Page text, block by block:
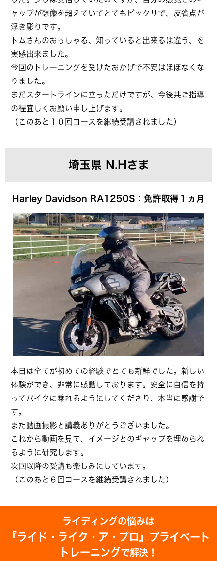
ャップが想像を超えていてとてもビックリで、反省点が
浮き彫りです。
トムさんのおっしゃる、知っていると出来るは違う、を
実感出来ました。
今回のトレーニングを受けたおかげで不安はほぼなくな
りました。
まだスタートラインに立っただけですが、今後共ご指導
の程宜しくお願い申し上げます。
（このあと１０回コースを継続受講されました）
埼玉県 N.Hさま
Harley Davidson RA1250S：免許取得１ヵ月
本日は全てが初めての経験でとても新鮮でした。新しい
体験ができ、非常に感動しております。安全に自信を持
ってバイクに乗れるようにしてくださり、本当に感謝で
す。
また動画撮影と講義ありがとうございました。
これから動画を見て、イメージとのギャップを埋められ
るように研究します。
次回以降の受講も楽しみにしています。
（このあと６回コースを継続受講されました）
ライディングの悩みは
『ライド・ライク・ア・プロ』プライベート
トレーニングで解決！